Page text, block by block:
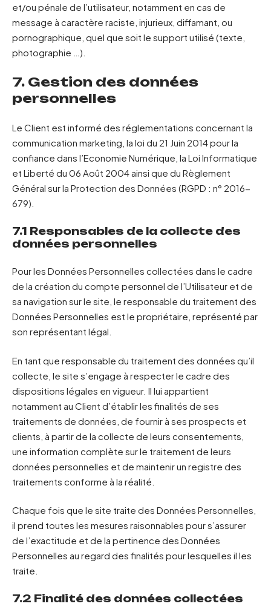
et/ou pénale de l’utilisateur, notamment en cas de
message à caractère raciste, injurieux, diffamant, ou
pornographique, quel que soit le support utilisé (texte,
photographie …).
7. Gestion des données
personnelles
Le Client est informé des réglementations concernant la
communication marketing, la loi du 21 Juin 2014 pour la
confiance dans l’Economie Numérique, la Loi Informatique
et Liberté du 06 Août 2004 ainsi que du Règlement
Général sur la Protection des Données (RGPD : n° 2016-
679).
7.1 Responsables de la collecte des
données personnelles
Pour les Données Personnelles collectées dans le cadre
de la création du compte personnel de l’Utilisateur et de
sa navigation sur le site, le responsable du traitement des
Données Personnelles est le propriétaire, représenté par
son représentant légal.
En tant que responsable du traitement des données qu’il
collecte, le site s’engage à respecter le cadre des
dispositions légales en vigueur. Il lui appartient
notamment au Client d’établir les finalités de ses
traitements de données, de fournir à ses prospects et
clients, à partir de la collecte de leurs consentements,
une information complète sur le traitement de leurs
données personnelles et de maintenir un registre des
traitements conforme à la réalité.
Chaque fois que le site traite des Données Personnelles,
il prend toutes les mesures raisonnables pour s’assurer
de l’exactitude et de la pertinence des Données
Personnelles au regard des finalités pour lesquelles il les
traite.
7.2 Finalité des données collectées